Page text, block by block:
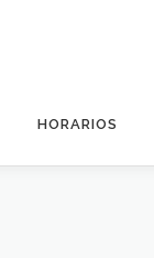
HORARIOS